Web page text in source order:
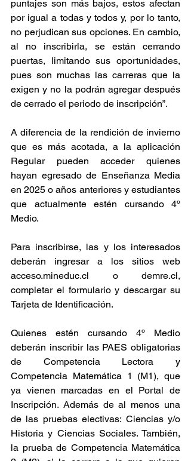
puntajes son más bajos, estos afectan
por igual a todas y todos y, por lo tanto,
no perjudican sus opciones. En cambio,
al no inscribirla, se están cerrando
puertas, limitando sus oportunidades,
pues son muchas las carreras que la
exigen y no la podrán agregar después
de cerrado el periodo de inscripción”.
A diferencia de la rendición de invierno
que es más acotada, a la aplicación
Regular pueden acceder quienes
hayan egresado de Enseñanza Media
en 2025 o años anteriores y estudiantes
que actualmente estén cursando 4º
Medio.
Para inscribirse, las y los interesados
acceso.mineduc.cl o demre.cl,
completar el formulario y descargar su
Tarjeta de Identificación.
Quienes estén cursando 4º Medio
deberán inscribir las PAES obligatorias
de Competencia Lectora y
Competencia Matemática 1 (M1), que
ya vienen marcadas en el Portal de
Inscripción. Además de al menos una
de las pruebas electivas: Ciencias y/o
Historia y Ciencias Sociales. También,
la prueba de Competencia Matemática